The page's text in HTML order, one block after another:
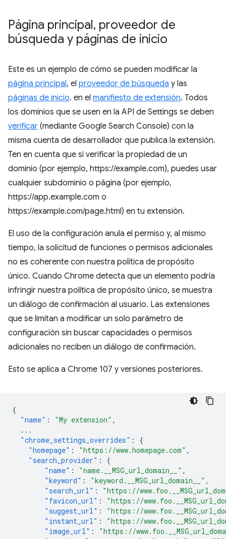
Página principal, proveedor de
búsqueda y páginas de inicio
Este es un ejemplo de cómo se pueden modificar la
página principal, el proveedor de búsqueda y las
páginas de inicio. en el manifiesto de extensión. Todos
los dominios que se usen en la API de Settings se deben
verificar (mediante Google Search Console) con la
misma cuenta de desarrollador que publica la extensión.
Ten en cuenta que si verificar la propiedad de un
dominio (por ejemplo, https://example.com), puedes usar
cualquier subdominio o página (por ejemplo,
https://app.example.com o
https://example.com/page.html) en tu extensión.
El uso de la configuración anula el permiso y, al mismo
tiempo, la solicitud de funciones o permisos adicionales
no es coherente con nuestra política de propósito
único. Cuando Chrome detecta que un elemento podría
infringir nuestra política de propósito único, se muestra
un diálogo de confirmación al usuario. Las extensiones
que se limitan a modificar un solo parámetro de
configuración sin buscar capacidades o permisos
adicionales no reciben un diálogo de confirmación.
Esto se aplica a Chrome 107 y versiones posteriores.
{
"name" : "My extension" ,
...
"chrome_settings_overrides" :
{
"homepage" : "https://www.homepage.com" ,
"search_provider" :
{
"name" : "name.__MSG_url_domain__" ,
"keyword" : "keyword.__MSG_url_domain__" ,
"search_url" :
"https://
"favicon_url" :
"https://
"suggest_url" :
"https://
"instant_url" :
"https://
"image_url" :
"https://